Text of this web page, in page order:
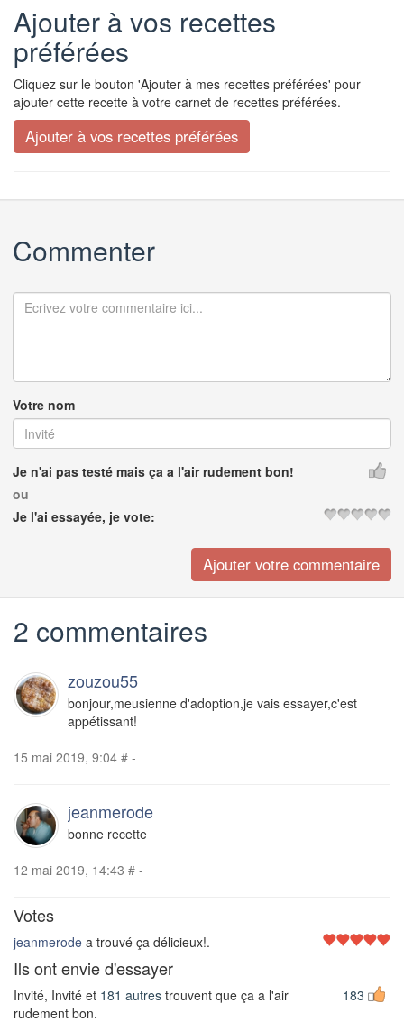
Ajouter à vos recettes
préférées
Cliquez sur le bouton 'Ajouter à mes recettes préférées' pour
ajouter cette recette à votre carnet de recettes préférées.
Commenter
Votre nom
Je n'ai pas testé mais ça a l'air rudement bon!
ou
Je l'ai essayée, je vote:
2 commentaires
zouzou55
bonjour,meusienne d'adoption,je vais essayer,c'est
appétissant!
15 mai 2019, 9:04 # -
jeanmerode
bonne recette
12 mai 2019, 14:43 # -
Votes
jeanmerode a trouvé ça délicieux!.
Ils ont envie d'essayer
183
Invité, Invité et 181 autres trouvent que ça a l'air
rudement bon.